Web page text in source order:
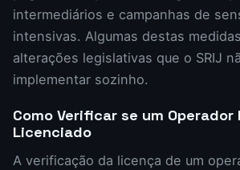
intermediários e campanhas de
intensivas. Algumas destas
alterações legislativas que o SRIJ
implementar sozinho.
Como Verificar se um Operador
Licenciado
A verificação da licença de um